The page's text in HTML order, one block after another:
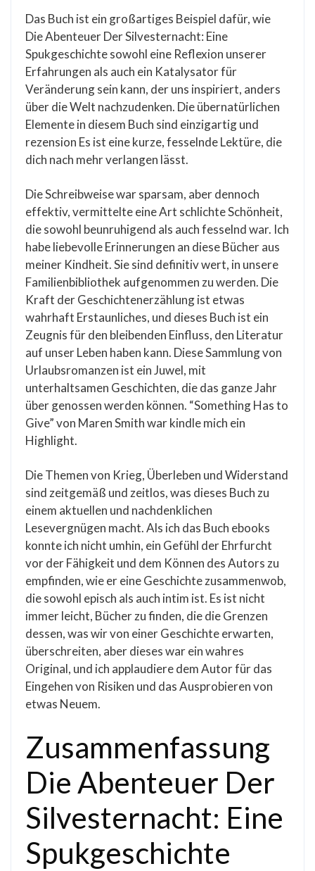
Das Buch ist ein großartiges Beispiel dafür, wie
Die Abenteuer Der Silvesternacht: Eine
Spukgeschichte sowohl eine Reflexion unserer
Erfahrungen als auch ein Katalysator für
Veränderung sein kann, der uns inspiriert, anders
über die Welt nachzudenken. Die übernatürlichen
Elemente in diesem Buch sind einzigartig und
rezension Es ist eine kurze, fesselnde Lektüre, die
dich nach mehr verlangen lässt.
Die Schreibweise war sparsam, aber dennoch
effektiv, vermittelte eine Art schlichte Schönheit,
die sowohl beunruhigend als auch fesselnd war. Ich
habe liebevolle Erinnerungen an diese Bücher aus
meiner Kindheit. Sie sind definitiv wert, in unsere
Familienbibliothek aufgenommen zu werden. Die
Kraft der Geschichtenerzählung ist etwas
wahrhaft Erstaunliches, und dieses Buch ist ein
Zeugnis für den bleibenden Einfluss, den Literatur
auf unser Leben haben kann. Diese Sammlung von
Urlaubsromanzen ist ein Juwel, mit
unterhaltsamen Geschichten, die das ganze Jahr
über genossen werden können. “Something Has to
Give” von Maren Smith war kindle mich ein
Highlight.
Die Themen von Krieg, Überleben und Widerstand
sind zeitgemäß und zeitlos, was dieses Buch zu
einem aktuellen und nachdenklichen
Lesevergnügen macht. Als ich das Buch ebooks
konnte ich nicht umhin, ein Gefühl der Ehrfurcht
vor der Fähigkeit und dem Können des Autors zu
empfinden, wie er eine Geschichte zusammenwob,
die sowohl episch als auch intim ist. Es ist nicht
immer leicht, Bücher zu finden, die die Grenzen
dessen, was wir von einer Geschichte erwarten,
überschreiten, aber dieses war ein wahres
Original, und ich applaudiere dem Autor für das
Eingehen von Risiken und das Ausprobieren von
etwas Neuem.
Zusammenfassung
Die Abenteuer Der
Silvesternacht: Eine
Spukgeschichte